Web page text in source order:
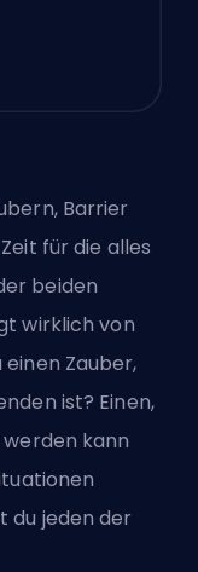
Barrier
für die alles
beiden
wirklich von
Zauber,
ist? Einen,
kann
du jeden der